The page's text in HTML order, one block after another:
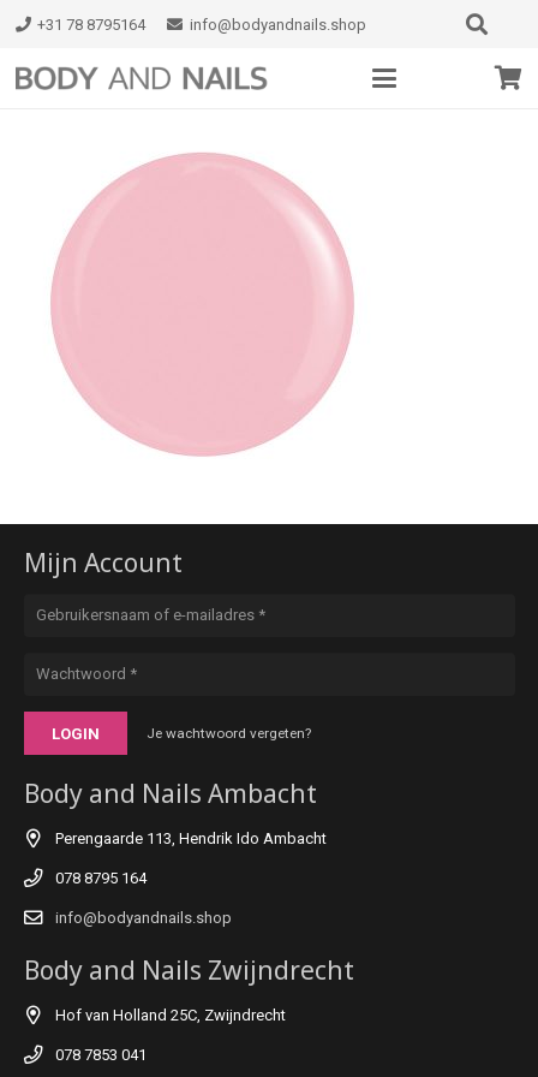
+31 78 8795164 info@bodyandnails.shop
Mijn Account
LOGIN Je wachtwoord vergeten?
Body and Nails Ambacht
Perengaarde 113, Hendrik Ido Ambacht
078 8795 164
info@bodyandnails.shop
Body and Nails Zwijndrecht
Hof van Holland 25C, Zwijndrecht
078 7853 041